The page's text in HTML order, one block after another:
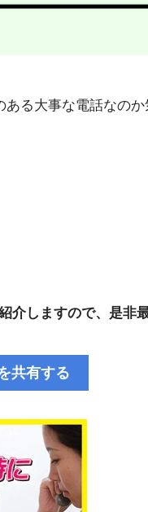
る大事な電話なの
介しますので、是非
共有する